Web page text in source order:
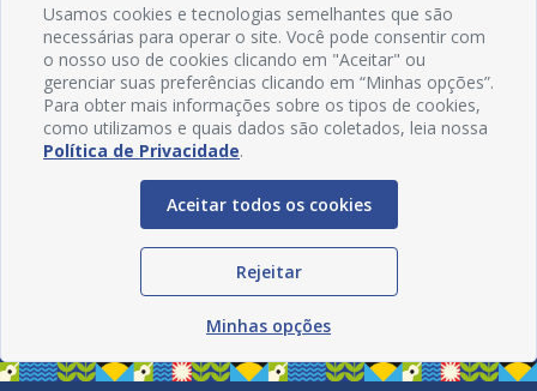
Usamos cookies e tecnologias semelhantes que são
necessárias para operar o site. Você pode consentir com
o nosso uso de cookies clicando em "Aceitar" ou
gerenciar suas preferências clicando em “Minhas opções”.
Para obter mais informações sobre os tipos de cookies,
como utilizamos e quais dados são coletados, leia nossa
Política de Privacidade.
Aceitar todos os cookies
Rejeitar
Minhas opções